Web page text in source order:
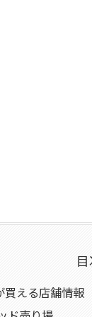
買える店舗情報